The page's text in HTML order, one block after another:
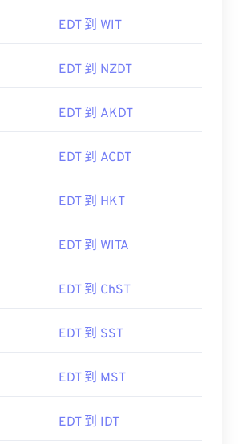
EDT 到 WIT
EDT 到 NZDT
EDT 到 AKDT
EDT 到 ACDT
EDT 到 HKT
EDT 到 WITA
EDT 到 ChST
EDT 到 SST
EDT 到 MST
EDT 到 IDT